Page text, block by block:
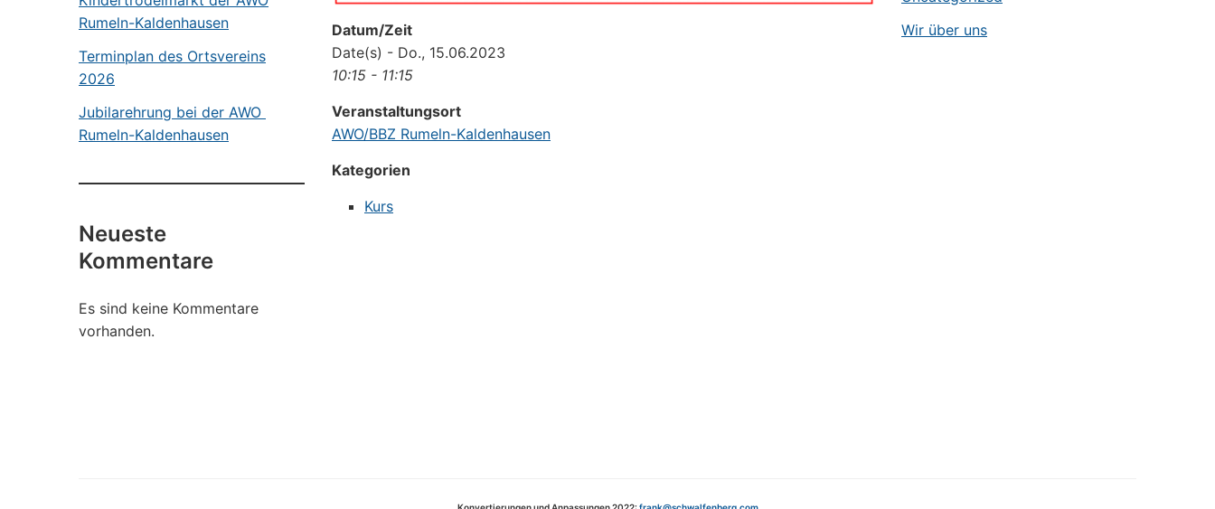
Rumeln-Kaldenhausen
Terminplan des Ortsvereins
2026
Jubilarehrung bei der AWO
Rumeln-Kaldenhausen
Neueste
Kommentare
Es sind keine Kommentare
vorhanden.
Datum/Zeit
Date(s) - Do., 15.06.2023
10:15 - 11:15
Veranstaltungsort
AWO/BBZ Rumeln-Kaldenhausen
Kategorien
Kurs
Wir über uns